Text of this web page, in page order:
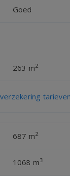
liefst vier
2025)
Goed
263 m2
tarieven
687 m2
1068 m3